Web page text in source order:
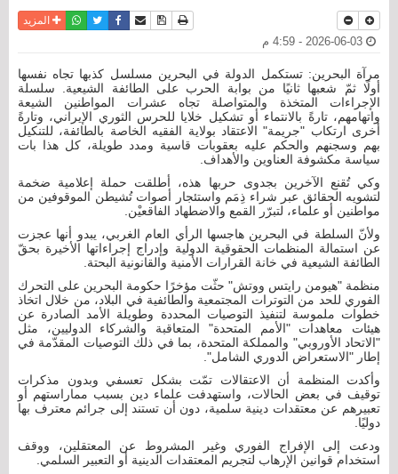
نسخة للطباعة
حفظ الموضوع
أرسل الى صديق
فيسبوكتويترواتسابالمزيد
مرآة البحرين: تستكمل الدولة في البحرين مسلسل كذبها تجاه نفسها
أولًا ثمّ شعبها ثانيًا من بوابة الحرب على الطائفة الشيعية. سلسلة
الإجراءات المتخذة والمتواصلة تجاه عشرات المواطنين الشيعة
واتهامهم، تارةً بالانتماء أو تشكيل خلايا للحرس الثوري الإيراني، وتارةً
أخرى ارتكاب "جريمة" الاعتقاد بولاية الفقيه الخاصة بالطائفة، للتنكيل
بهم وسجنهم والحكم عليه بعقوبات قاسية ومدد طويلة، كل هذا بات
سياسة مكشوفة العناوين والأهداف.
وكي تُقنع الآخرين بجدوى حربها هذه، أطلقت حملة إعلامية ضخمة
لتشويه الحقائق عبر شراء ذِمَم واستئجار أصوات تُشيطن الموقوفين من
مواطنين أو علماء، لتبرّر القمع والاضطهاد الفاقعيْن.
ولأنّ السلطة في البحرين هاجسها الرأي العام الغربي، يبدو أنها عجزت
عن استمالة المنظمات الحقوقية الدولية وإدراج إجراءاتها الأخيرة بحقّ
الطائفة الشيعية في خانة القرارات الأمنية والقانونية البحتة.
منظمة "هيومن رايتس ووتش" حثّت مؤخرًا حكومة البحرين على التحرك
الفوري للحد من التوترات المجتمعية والطائفية في البلاد، من خلال اتخاذ
خطوات ملموسة لتنفيذ التوصيات المحددة وطويلة الأمد الصادرة عن
هيئات معاهدات "الأمم المتحدة" المتعاقبة والشركاء الدوليين، مثل
"الاتحاد الأوروبي" والمملكة المتحدة، بما في ذلك التوصيات المقدّمة في
إطار "الاستعراض الدوري الشامل".
وأكدت المنظمة أن الاعتقالات تمّت بشكل تعسفي وبدون مذكرات
توقيف في بعض الحالات، واستهدفت علماء دين بسبب مماراستهم أو
تعبيرهم عن معتقدات دينية سلمية، دون أن تستند إلى جرائم معترف بها
دوليًا.
ودعت إلى الإفراج الفوري وغير المشروط عن المعتقلين، ووقف
استخدام قوانين الإرهاب لتجريم المعتقدات الدينية أو التعبير السلمي.